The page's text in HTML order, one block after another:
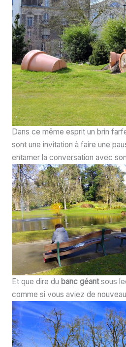
Dans ce même esprit un brin
sont une invitation à faire une
entamer la conversation avec
Et que dire du banc géantsous
comme si vous aviez de